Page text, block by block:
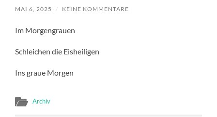
MAI 6, 2025 / KEINE KOMMENTARE
Im Morgengrauen
Schleichen die Eisheiligen
Ins graue Morgen
Archiv